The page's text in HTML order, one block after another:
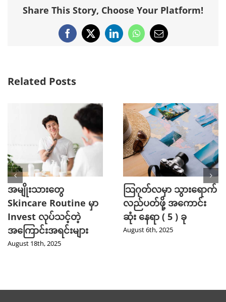
Share This Story, Choose Your Platform!
Facebook
X LinkedInWhatsApp
Email
Related Posts
အမျိုးသားတွေ
Skincare Routine မှာ
Invest လုပ်သင့်တဲ့
အကြောင်းအရင်းများ
August 18th, 2025
သြဂုတ်လမှာ သွားရောက်
လည်ပတ်ဖို့ အကောင်း
ဆုံး နေရာ ( 5 ) ခု
August 6th, 2025